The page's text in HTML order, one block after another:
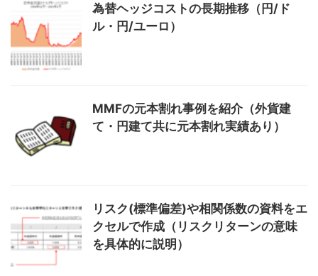
為替ヘッジコストの長期推移（円/ド
ル・円/ユーロ）
MMFの元本割れ事例を紹介（外貨建
て・円建て共に元本割れ実績あり）
リスク(標準偏差)や相関係数の資料をエ
クセルで作成（リスクリターンの意味
を具体的に説明）